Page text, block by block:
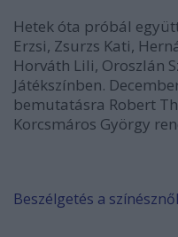
Hetek óta próbál
Erzsi, Zsurzs Kati,
Horváth Lili, Oroszlán
Játékszínben.
bemutatásra Robert
Korcsmáros György
Beszélgetés a